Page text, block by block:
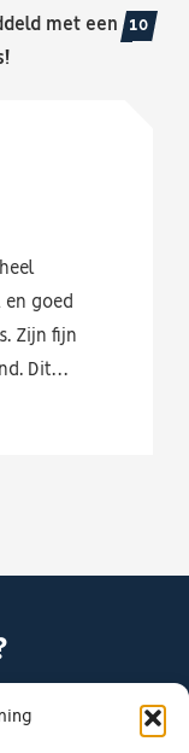
met een
10
Zijn fijn
Dit
het algemeen en
Neem dan nu